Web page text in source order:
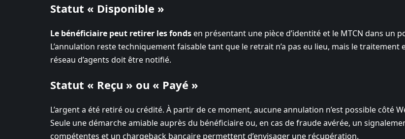
Statut « Disponible »
Le bénéficiaire peut retirer les fonds en présentant une pièce d’identité et le MTCN dans un
L’annulation reste techniquement faisable tant que le retrait n’a pas eu lieu, mais le traitement
réseau d’agents doit être notifié.
Statut « Reçu » ou « Payé »
L’argent a été retiré ou crédité. À partir de ce moment, aucune annulation n’est possible côté
Seule une démarche amiable auprès du bénéficiaire ou, en cas de fraude avérée, un
compétentes et un chargeback bancaire permettent d’envisager une récupération.